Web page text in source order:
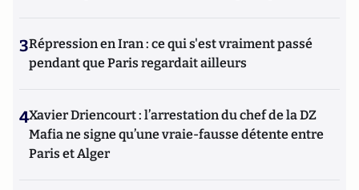
3Répression en Iran : ce qui s'est vraiment passé
pendant que Paris regardait ailleurs
4Xavier Driencourt : l’arrestation du chef de la DZ
Mafia ne signe qu’une vraie-fausse détente entre
Paris et Alger